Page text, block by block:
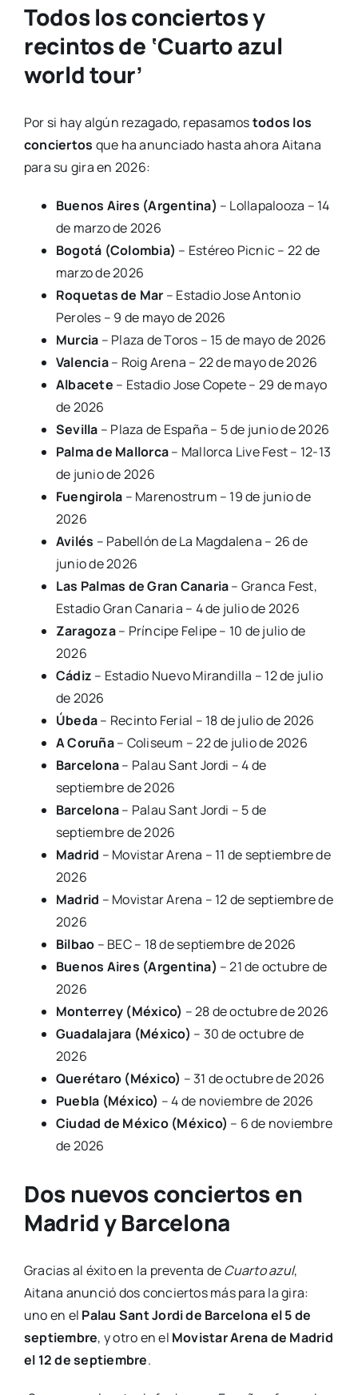
Todos los conciertos y
recintos de ‘Cuarto azul
world tour’
Por si hay algún rezagado, repasamostodos los
conciertos que ha anunciado hasta ahora Aitana
para su gira en 2026:
Buenos Aires (Argentina) – Lollapalooza – 14
de marzo de 2026
Bogotá (Colombia) – Estéreo Picnic – 22 de
marzo de 2026
Roquetas de Mar – Estadio Jose Antonio
Peroles – 9 de mayo de 2026
Murcia – Plaza de Toros – 15 de mayo de 2026
Valencia– Roig Arena – 22 de mayo de 2026
Albacete – Estadio Jose Copete – 29 de mayo
de 2026
Sevilla – Plaza de España – 5 de junio de 2026
Palma de Mallorca– Mallorca Live Fest – 12-13
de junio de 2026
Fuengirola – Marenostrum – 19 de junio de
2026
Avilés – Pabellón de La Magdalena – 26 de
junio de 2026
Las Palmas de Gran Canaria– Granca Fest,
Estadio Gran Canaria – 4 de julio de 2026
Zaragoza– Príncipe Felipe – 10 de julio de
2026
Cádiz – Estadio Nuevo Mirandilla – 12 de julio
de 2026
Úbeda– Recinto Ferial – 18 de julio de 2026
A Coruña– Coliseum – 22 de julio de 2026
Barcelona– Palau Sant Jordi – 4 de
septiembre de 2026
Barcelona– Palau Sant Jordi – 5 de
septiembre de 2026
Madrid – Movistar Arena – 11 de septiembre de
2026
Madrid – Movistar Arena – 12 de septiembre de
2026
Bilbao – BEC – 18 de septiembre de 2026
Buenos Aires (Argentina) – 21 de octubre de
2026
Monterrey (México) – 28 de octubre de 2026
Guadalajara (México) – 30 de octubre de
2026
Querétaro (México) – 31 de octubre de 2026
Puebla (México) – 4 de noviembre de 2026
Ciudad de México (México) – 6 de noviembre
de 2026
Dos nuevos conciertos en
Madrid y Barcelona
Gracias al éxito en la preventa deCuarto azul,
Aitana anunció dos conciertos más para la gira:
uno en el Palau Sant Jordi de Barcelona el 5 de
septiembre, y otro en el Movistar Arena de Madrid
el 12 de septiembre.